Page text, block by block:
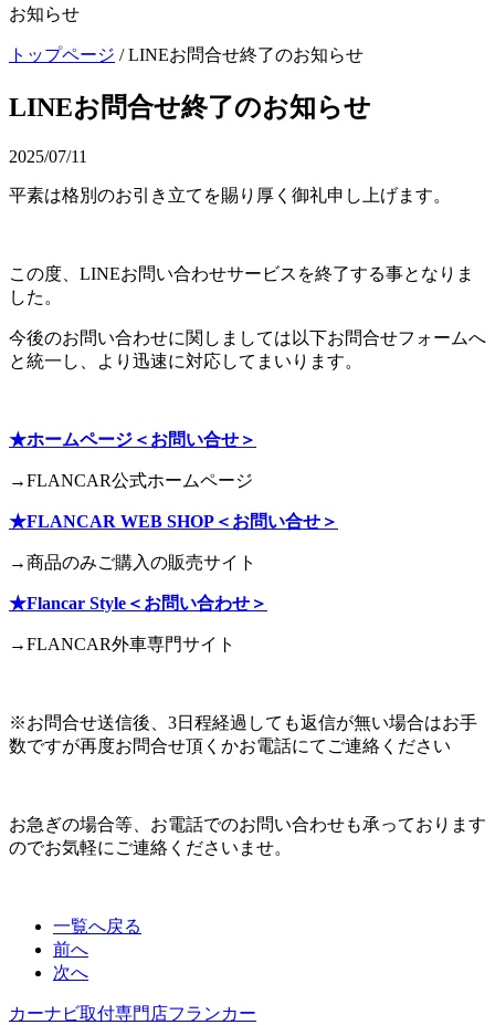
お知らせ
トップページ /LINEお問合せ終了のお知らせ
LINEお問合せ終了のお知らせ
2025/07/11
平素は格別のお引き立てを賜り厚く御礼申し上げます。
この度、LINEお問い合わせサービスを終了する事となりま
した。
今後のお問い合わせに関しましては以下お問合せフォームへ
と統一し、より迅速に対応してまいります。
★ホームページ＜お問い合せ＞
→FLANCAR公式ホームページ
★FLANCAR WEB SHOP＜お問い合せ＞
→商品のみご購入の販売サイト
★Flancar Style＜お問い合わせ＞
→FLANCAR外車専門サイト
※お問合せ送信後、3日程経過しても返信が無い場合はお手
数ですが再度お問合せ頂くかお電話にてご連絡ください
お急ぎの場合等、お電話でのお問い合わせも承っております
のでお気軽にご連絡くださいませ。
一覧へ戻る
前へ
次へ
カーナビ取付専⾨店フランカー